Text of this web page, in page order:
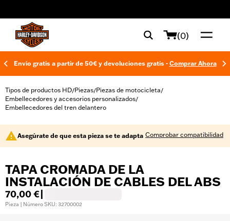
(0)
Envío gratis a partir de 50€ y devoluciones gratis - Comprar Ahora
Tipos de productos HD/Piezas/Piezas de motocicleta/
Embellecedores y accesorios personalizados/
Embellecedores del tren delantero
Asegúrate de que esta pieza se te adapta Comprobar compatibilidad
TAPA CROMADA DE LA
INSTALACIÓN DE CABLES DEL ABS
70,00 €
Pieza | Número SKU: 32700002